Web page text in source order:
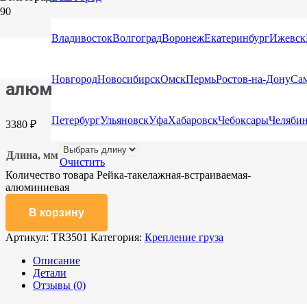
ВладивостокВолгоградВоронежЕкатеринбургИжевск
НовгородНовосибирскОмскПермьРостов-на-Дону
ПетербургУльяновскУфаХабаровскЧебоксары
встраиваемая-алюминиевая
алюминиевая
3380 ₽
Длина, мм
Очистить
Количество товара Рейка-такелажная-встраиваемая-
алюминиевая
В корзину
Артикул: TR3501 Категория: Крепление груза
Описание
Детали
Отзывы (0)